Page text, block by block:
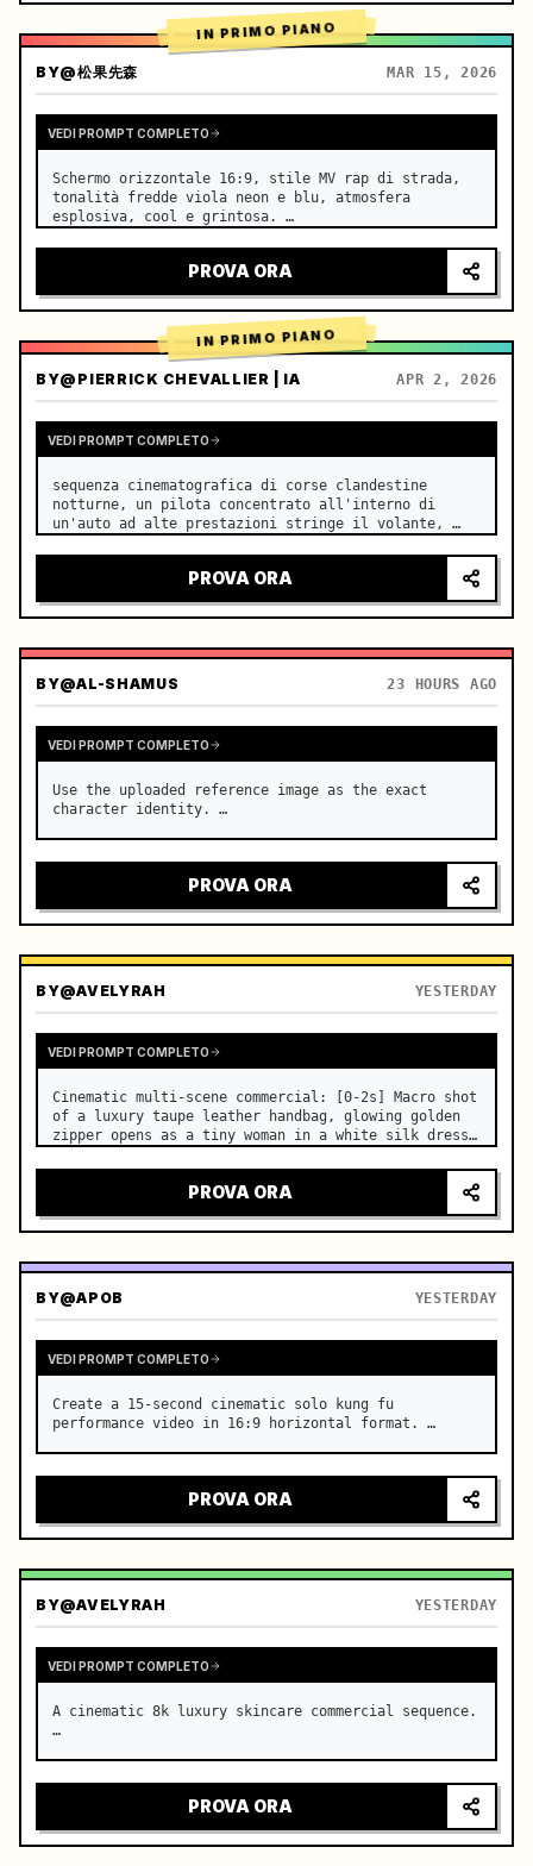
IN PRIMO PIANO
BY@松果先森 MAR 15, 2026
VEDI PROMPT COMPLETO
Schermo orizzontale 16:9, stile MV rap di strada,
tonalità fredde viola neon e blu, atmosfera
esplosiva, cool e grintosa. …
PROVA ORA
IN PRIMO PIANO
BY@PIERRICK CHEVALLIER | IA APR 2, 2026
VEDI PROMPT COMPLETO
sequenza cinematografica di corse clandestine
notturne, un pilota concentrato all'interno di
un'auto ad alte prestazioni stringe il volante,
dell'accelerazione improv…
PROVA ORA
BY@AL-SHAMUS 23 HOURS AGO
VEDI PROMPT COMPLETO
Use the uploaded reference image as the exact
character identity. …
PROVA ORA
BY@AVELYRAH YESTERDAY
VEDI PROMPT COMPLETO
Cinematic multi-scene commercial: [0-2s] Macro shot
of a luxury taupe leather handbag, glowing golden
zipper opens as a tiny woman in a white silk dress
sparkles. …
PROVA ORA
BY@APOB YESTERDAY
VEDI PROMPT COMPLETO
Create a 15-second cinematic solo kung fu
performance video in 16:9 horizontal format. …
PROVA ORA
BY@AVELYRAH YESTERDAY
VEDI PROMPT COMPLETO
A cinematic 8k luxury skincare commercial sequence.
…
PROVA ORA